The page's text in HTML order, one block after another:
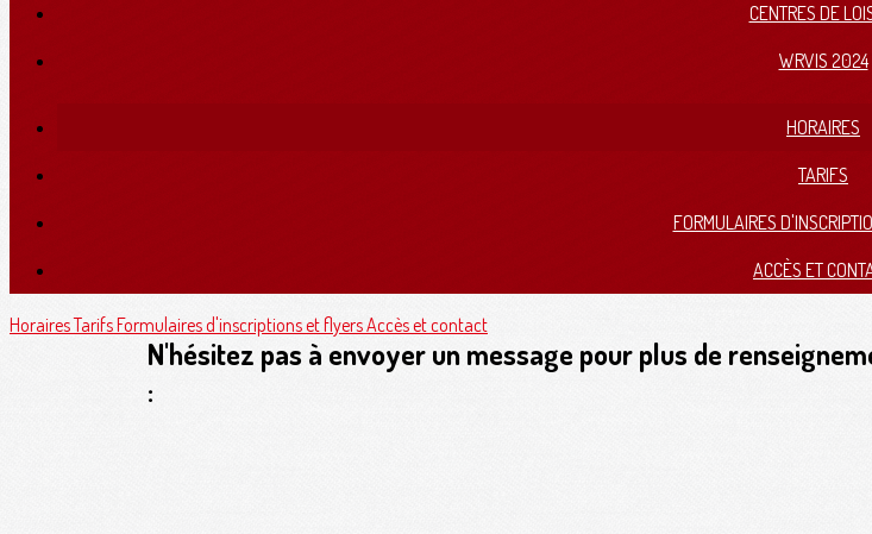
CENTRES DE
WRVIS 2024
HORAIRES
TARIFS
FORMULAIRES
ACCÈS ET
HorairesTarifsFormulaires d'inscriptions et flyersAccès et contact
N'hésitez pas à envoyer un message pour plus de
: